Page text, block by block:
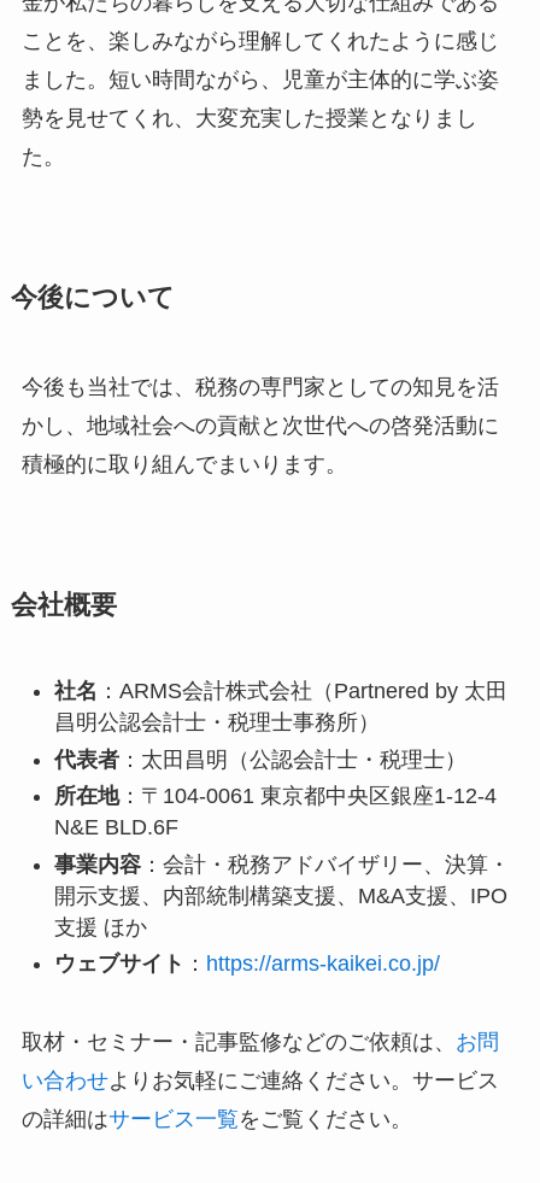
ことを、楽しみながら理解してくれたように感じ
ました。短い時間ながら、児童が主体的に学ぶ姿
勢を見せてくれ、大変充実した授業となりまし
た。
今後について
今後も当社では、税務の専門家としての知見を活
かし、地域社会への貢献と次世代への啓発活動に
積極的に取り組んでまいります。
会社概要
社名 ：ARMS会計株式会社（Partnered by 太田
昌明公認会計士・税理士事務所）
代表者：太田昌明（公認会計士・税理士）
所在地：〒104-0061 東京都中央区銀座1-12-4
N&E BLD.6F
事業内容：会計・税務アドバイザリー、決算・
開示支援、内部統制構築支援、M&A支援、IPO
支援 ほか
ウェブサイト ： https://arms-kaikei.co.jp/
取材・セミナー・記事監修などのご依頼は、 お問
い合わせよりお気軽にご連絡ください。サービス
の詳細はサービス一覧をご覧ください。